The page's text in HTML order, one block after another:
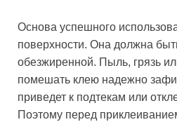
Основа успешного
поверхности. Она должна
обезжиренной. Пыль, грязь
помешать клею надежно
приведет к подтекам или
Поэтому перед